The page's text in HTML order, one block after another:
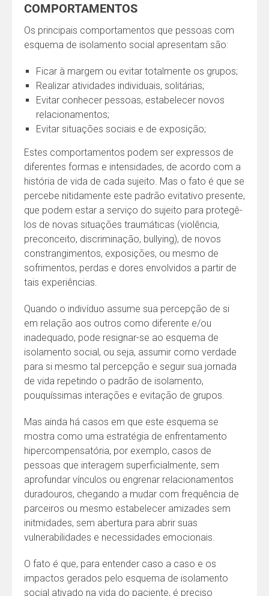
COMPORTAMENTOS
Os principais comportamentos que pessoas com
esquema de isolamento social apresentam são:
Ficar à margem ou evitar totalmente os grupos;
Realizar atividades individuais, solitárias;
Evitar conhecer pessoas, estabelecer novos
relacionamentos;
Evitar situações sociais e de exposição;
Estes comportamentos podem ser expressos de
diferentes formas e intensidades, de acordo com a
história de vida de cada sujeito. Mas o fato é que se
percebe nitidamente este padrão evitativo presente,
que podem estar a serviço do sujeito para protegê-
los de novas situações traumáticas (violência,
preconceito, discriminação, bullying), de novos
constrangimentos, exposições, ou mesmo de
sofrimentos, perdas e dores envolvidos a partir de
tais experiências.
Quando o indivíduo assume sua percepção de si
em relação aos outros como diferente e/ou
inadequado, pode resignar-se ao esquema de
isolamento social, ou seja, assumir como verdade
para si mesmo tal percepção e seguir sua jornada
de vida repetindo o padrão de isolamento,
pouquíssimas interações e evitação de grupos.
Mas ainda há casos em que este esquema se
mostra como uma estratégia de enfrentamento
hipercompensatória, por exemplo, casos de
pessoas que interagem superficialmente, sem
aprofundar vínculos ou engrenar relacionamentos
duradouros, chegando a mudar com frequência de
parceiros ou mesmo estabelecer amizades sem
initmidades, sem abertura para abrir suas
vulnerabilidades e necessidades emocionais.
O fato é que, para entender caso a caso e os
impactos gerados pelo esquema de isolamento
social ativado na vida do paciente, é preciso